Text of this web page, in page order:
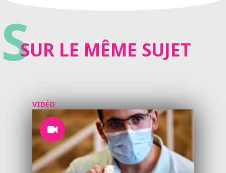
SSUR LE MÊME SUJET
VIDÉO